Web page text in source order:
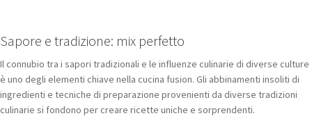
Sapore e tradizione: mix perfetto
Il connubio tra i sapori tradizionali e le influenze culinarie di diverse culture
è uno degli elementi chiave nella cucina fusion. Gli abbinamenti insoliti di
ingredienti e tecniche di preparazione provenienti da diverse tradizioni
culinarie si fondono per creare ricette uniche e sorprendenti.